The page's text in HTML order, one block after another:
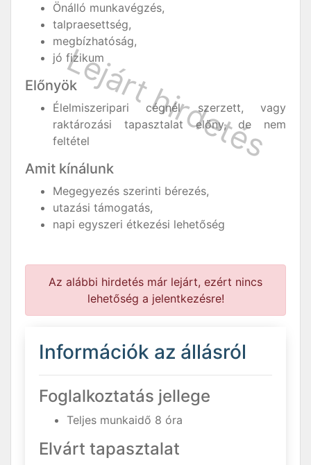
Önálló munkavégzés,
talpraesettség,
megbízhatóság,
jó fizikum
Előnyök
Élelmiszeripari cégnél szerzett, vagy
raktározási tapasztalat előny, de nem
feltétel
Amit kínálunk
Megegyezés szerinti bérezés,
utazási támogatás,
napi egyszeri étkezési lehetőség
Az alábbi hirdetés már lejárt, ezért nincs
lehetőség a jelentkezésre!
Információk az állásról
Foglalkoztatás jellege
Teljes munkaidő 8 óra
Elvárt tapasztalat